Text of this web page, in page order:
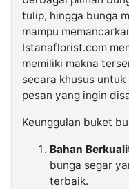
tulip, hingga bunga
mampu
Istanaflorist.com
memiliki makna
secara khusus
pesan yang ingin
Keunggulan buket
Bahan
bunga segar
terbaik.